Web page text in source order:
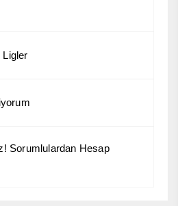
Ligler
Sorumlulardan Hesap